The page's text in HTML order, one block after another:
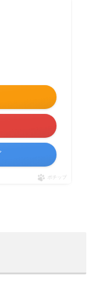
ポチップ